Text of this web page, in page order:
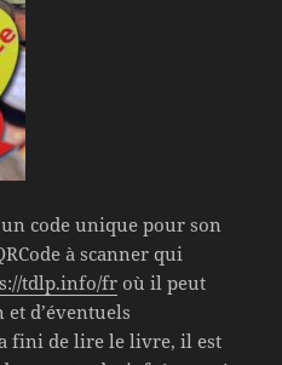
code unique pour son
à scanner qui
tdlp.info/fr où il peut
d’éventuels
fini de lire le livre, il est